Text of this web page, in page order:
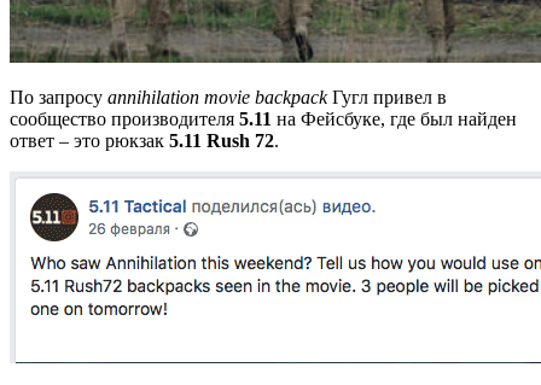
По запросу annihilation movie backpackГугл привел в
сообщество производителя 5.11 на Фейсбуке, где был найден
ответ – это рюкзак 5.11 Rush 72.